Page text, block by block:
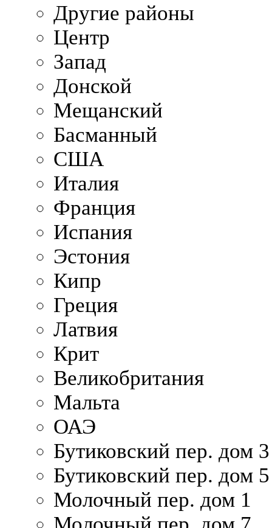
Другие районы
Центр
Запад
Донской
Мещанский
Басманный
США
Италия
Франция
Испания
Эстония
Кипр
Греция
Латвия
Крит
Великобритания
Мальта
ОАЭ
Бутиковский пер. дом 3
Бутиковский пер. дом 5
Молочный пер. дом 1